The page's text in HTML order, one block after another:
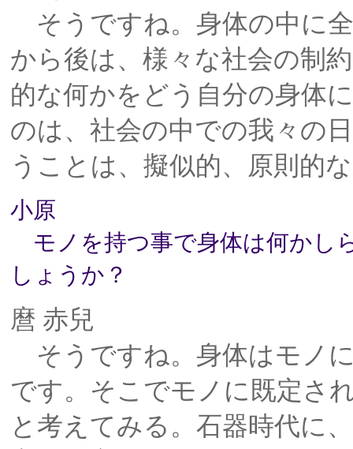
そうですね。身体の中に
から後は、様々な社会の制
的な何かをどう自分の身体
のは、社会の中での我々の
うことは、擬似的、原則的
小原
モノを持つ事で身体は何かし
しょうか？
麿 赤兒
そうですね。身体はモノ
です。そこでモノに既定さ
と考えてみる。石器時代に